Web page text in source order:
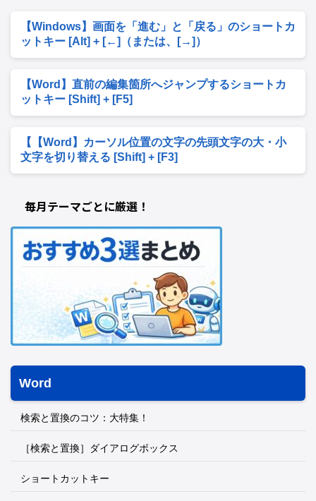
【Windows】画面を「進む」と「戻る」のショートカ
ットキー [Alt] + [←]（または、[→]）
【Word】直前の編集箇所へジャンプするショートカ
ットキー [Shift] + [F5]
【【Word】カーソル位置の文字の先頭文字の大・小
文字を切り替える [Shift] + [F3]
毎月テーマごとに厳選！
Word
検索と置換のコツ：大特集！
［検索と置換］ダイアログボックス
ショートカットキー